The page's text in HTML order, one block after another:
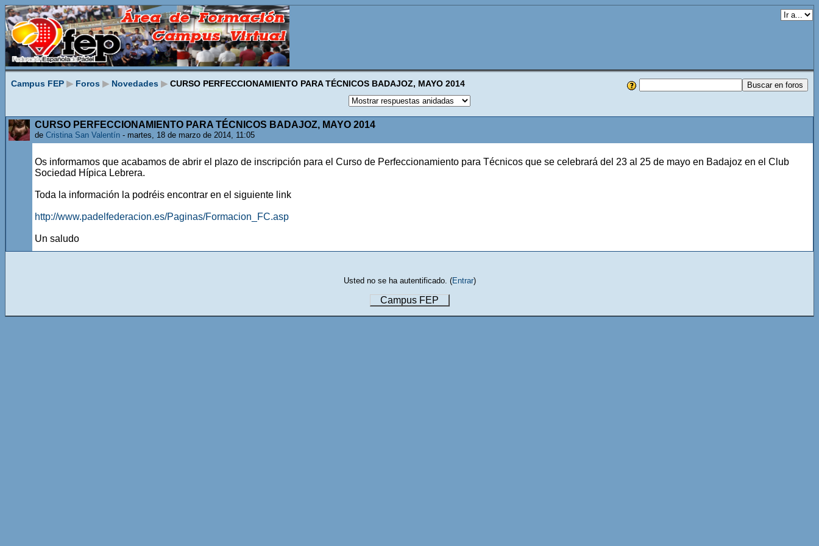
Campus FEP ▶ Foros ▶ Novedades ▶ CURSO PERFECCIONAMIENTO PARA TÉCNICOS BADAJOZ, MAYO 2014
CURSO PERFECCIONAMIENTO PARA TÉCNICOS BADAJOZ, MAYO 2014
de Cristina San Valentín - martes, 18 de marzo de 2014, 11:05
Os informamos que acabamos de abrir el plazo de inscripción para el Curso de Perfeccionamiento para Técnicos que se celebrará del 23 al 25 de mayo en Badajoz en el Club
Sociedad Hípica Lebrera.
Toda la información la podréis encontrar en el siguiente link
http://www.padelfederacion.es/Paginas/Formacion_FC.asp
Un saludo
Usted no se ha autentificado. (Entrar)
Campus FEP